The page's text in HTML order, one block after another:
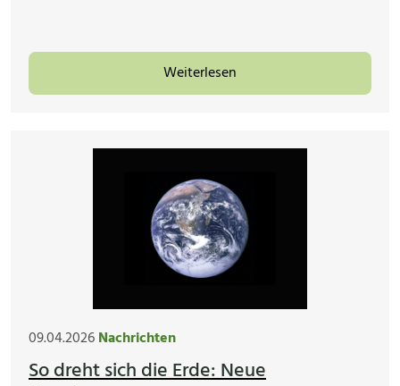
Weiterlesen
09.04.2026Nachrichten
So dreht sich die Erde: Neue